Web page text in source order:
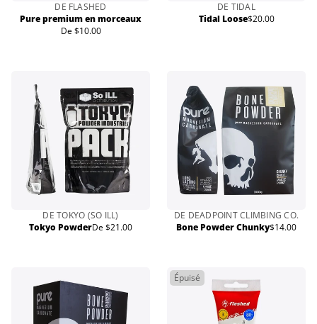
DE FLASHED
Pure premium en morceaux
Prix
De $10.00
DE TIDAL
Tidal LoosePrix
$20.00
DE TOKYO (SO ILL)
Tokyo PowderPrix
De $21.00
DE DEADPOINT CLIMBING CO.
Bone Powder ChunkyPrix
$14.00
Épuisé